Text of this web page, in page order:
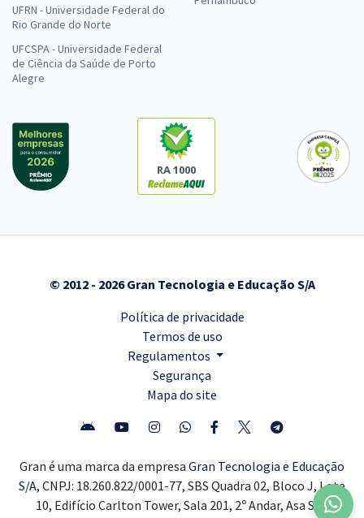
UFRN - Universidade Federal do
Rio Grande do Norte
UFCSPA - Universidade Federal
de Ciência da Saúde de Porto
Alegre
RA 1000
© 2012 - 2026 Gran Tecnologia e Educação S/A
Política de privacidade
Termos de uso
Regulamentos
Segurança
Mapa do site
Gran é uma marca da empresa Gran Tecnologia e Educação
S/A, CNPJ: 18.260.822/0001-77, SBS Quadra 02, Bloco J, Lote
10, Edifício Carlton Tower, Sala 201, 2º Andar, Asa Sul,